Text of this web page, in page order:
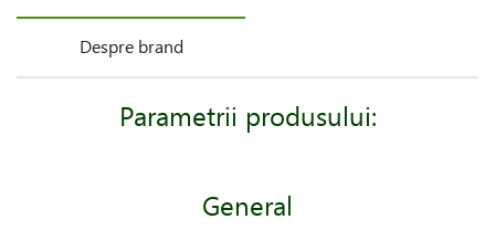
Despre brand
Parametrii produsului:
General